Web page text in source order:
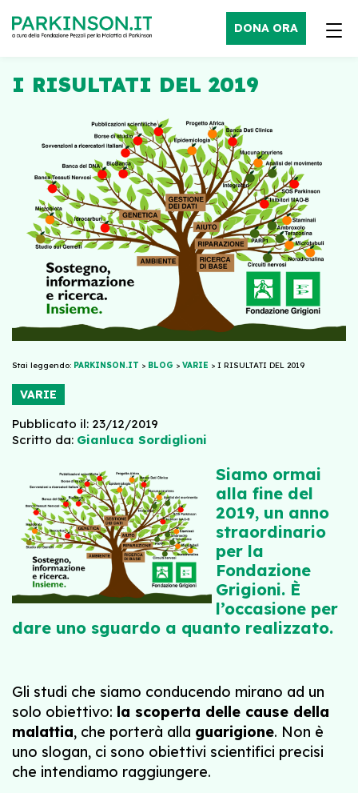
DONA ORA
I RISULTATI DEL 2019
Stai leggendo: PARKINSON.IT > BLOG > VARIE > I RISULTATI DEL 2019
VARIE
Pubblicato il: 23/12/2019
Scritto da: Gianluca Sordiglioni
Siamo ormai
alla fine del
2019, un anno
straordinario
per la
Fondazione
Grigioni. È
l’occasione per
dare uno sguardo a quanto realizzato.
Gli studi che siamo conducendo mirano ad un
solo obiettivo: la scoperta delle cause della
malattia, che porterà alla guarigione. Non è
uno slogan, ci sono obiettivi scientifici precisi
che intendiamo raggiungere.